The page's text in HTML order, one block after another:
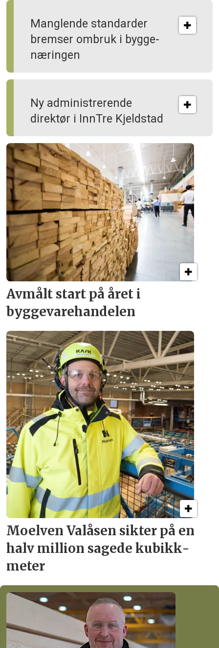
Manglende standarder
bremser ombruk i bygge­
næringen
Ny administrerende
direktør i InnTre Kjeldstad
Avmålt start på året i
byggevare­handelen
Moelven Valåsen sikter på en
halv million sagede kubikk­
meter